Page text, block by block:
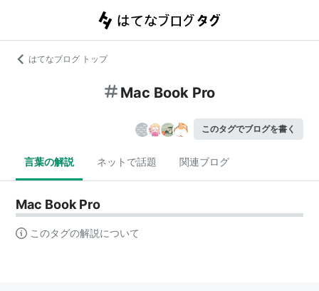
はてなブログ トップ
Mac Book Pro
このタグでブログを書く
言葉の解説 ネットで話題 関連ブログ
Mac Book Pro
このタグの解説について